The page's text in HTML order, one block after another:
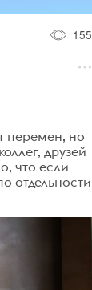
155
перемен, но
друзей
что если
отдельности